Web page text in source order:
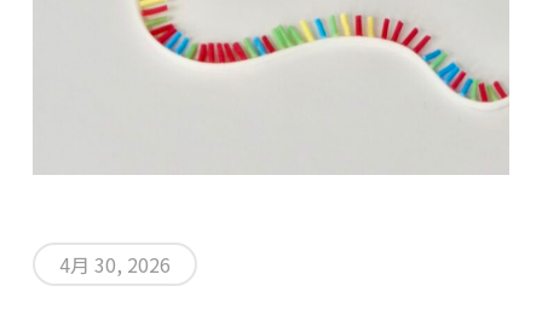
4月 30, 2026